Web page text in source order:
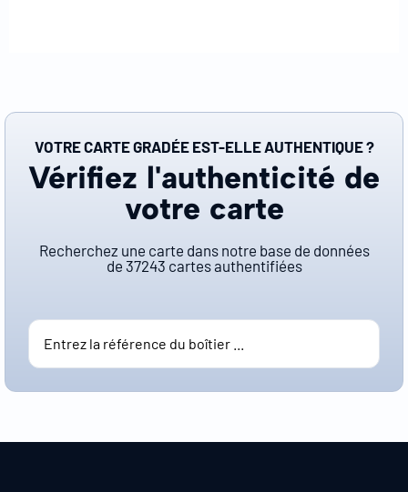
VOTRE CARTE GRADÉE EST-ELLE AUTHENTIQUE ?
Vérifiez l'authenticité de
votre carte
Recherchez une carte dans notre base de données
de 37243 cartes authentifiées